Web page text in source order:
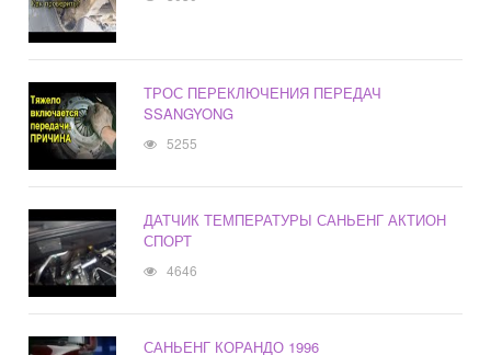
ТРОС ПЕРЕКЛЮЧЕНИЯ ПЕРЕДАЧ
SSANGYONG
5255
ДАТЧИК ТЕМПЕРАТУРЫ САНЬЕНГ АКТИОН
СПОРТ
4646
САНЬЕНГ КОРАНДО 1996